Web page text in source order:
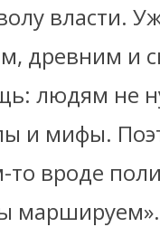
власти.
древним и
людям не
и мифы.
вроде
маршируем».